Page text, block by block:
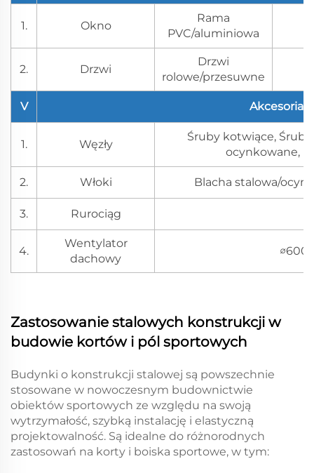
1. Okno
Rama
PVC/aluminiowa
2. Drzwi
Drzwi
rolowe/przesuwne
V Akcesoria
1. Węzły
Śruby kotwiące,
ocynkowane,
2. Włoki Blacha stalowa/
3. Rurociąg
4.
Wentylator
dachowy
∅600
Zastosowanie stalowych konstrukcji w
budowie kortów i pól sportowych
Budynki o konstrukcji stalowej są powszechnie
stosowane w nowoczesnym budownictwie
obiektów sportowych ze względu na swoją
wytrzymałość, szybką instalację i elastyczną
projektowalność. Są idealne do różnorodnych
zastosowań na korty i boiska sportowe, w tym: